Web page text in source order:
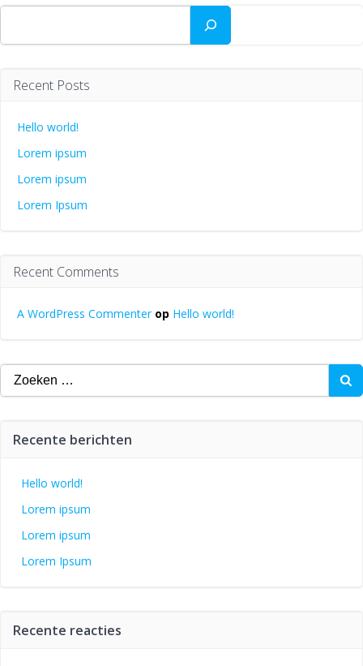
Zoeken
Recent Posts
Hello world!
Lorem ipsum
Lorem ipsum
Lorem Ipsum
Recent Comments
A WordPress Commenterop Hello world!
Zoeken
naar:
Recente berichten
Hello world!
Lorem ipsum
Lorem ipsum
Lorem Ipsum
Recente reacties